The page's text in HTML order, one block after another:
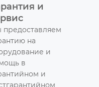
и
на
и
в
и